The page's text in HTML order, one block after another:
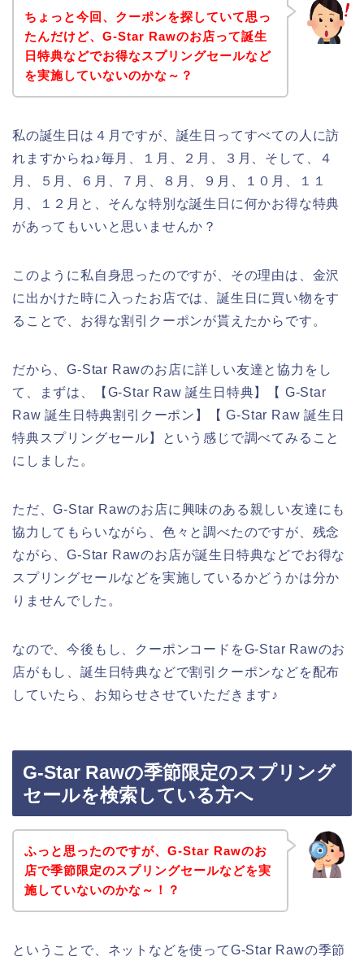
ちょっと今回、クーポンを探していて思っ
たんだけど、G-Star Rawのお店って誕生
日特典などでお得なスプリングセールなど
を実施していないのかな～？
私の誕生日は４月ですが、誕生日ってすべての人に訪
れますからね♪毎月、１月、２月、３月、そして、４
月、５月、６月、７月、８月、９月、１０月、１１
月、１２月と、そんな特別な誕生日に何かお得な特典
があってもいいと思いませんか？
このように私自身思ったのですが、その理由は、金沢
に出かけた時に入ったお店では、誕生日に買い物をす
ることで、お得な割引クーポンが貰えたからです。
だから、G-Star Rawのお店に詳しい友達と協力をし
て、まずは、【G-Star Raw 誕生日特典】【 G-Star
Raw 誕生日特典割引クーポン】【 G-Star Raw 誕生日
特典スプリングセール】という感じで調べてみること
にしました。
ただ、G-Star Rawのお店に興味のある親しい友達にも
協力してもらいながら、色々と調べたのですが、残念
ながら、G-Star Rawのお店が誕生日特典などでお得な
スプリングセールなどを実施しているかどうかは分か
りませんでした。
なので、今後もし、クーポンコードをG-Star Rawのお
店がもし、誕生日特典などで割引クーポンなどを配布
していたら、お知らせさせていただきます♪
G-Star Rawの季節限定のスプリング
セールを検索している方へ
ふっと思ったのですが、G-Star Rawのお
店で季節限定のスプリングセールなどを実
施していないのかな～！？
ということで、ネットなどを使ってG-Star Rawの季節